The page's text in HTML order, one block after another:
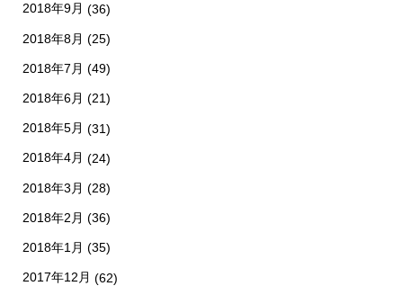
2018年9月 (36)
2018年8月 (25)
2018年7月 (49)
2018年6月 (21)
2018年5月 (31)
2018年4月 (24)
2018年3月 (28)
2018年2月 (36)
2018年1月 (35)
2017年12月 (62)